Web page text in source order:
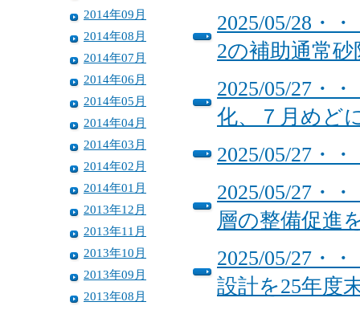
2014年09月
2014年08月
2014年07月
2014年06月
2014年05月
2014年04月
2014年03月
2014年02月
2014年01月
2013年12月
2013年11月
2013年10月
2013年09月
2013年08月
2025/05/28・
2の補助通常砂
2025/05/27・
化、７月めど
2025/05/27・
2025/05/27・
層の整備促進
2025/05/27・
設計を25年度